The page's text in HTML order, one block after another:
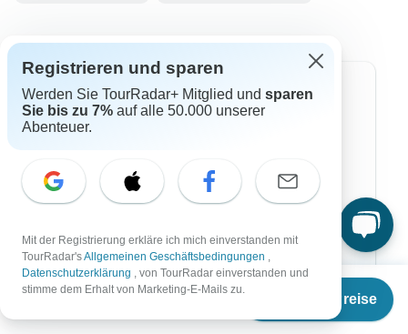
Termine & Preise
Top Reiseziele
Afrika
Asien
Australien
Europa
Südamerika
Registrieren und sparen
Werden Sie TourRadar+ Mitglied und sparen
Sie bis zu 7% auf alle 50.000 unserer
Abenteuer.
Mit der Registrierung erkläre ich mich einverstanden mit
TourRadar'sAllgemeinen Geschäftsbedingungen ,
Datenschutzerklärung , von TourRadar einverstanden und
stimme dem Erhalt von Marketing-E-Mails zu.